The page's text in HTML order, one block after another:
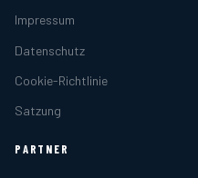
Impressum
Datenschutz
Cookie-Richtlinie
Satzung
PARTNER